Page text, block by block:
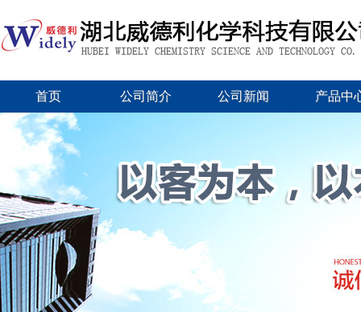
首页 公司简介 公司新闻 产品中